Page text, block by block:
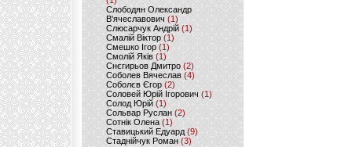
Слободян Олександр
В'ячеславович(1)
Слюсарчук Андрій(1)
Смалій Віктор (1)
Смешко Ігор (1)
Смолій Яків (1)
Снєгирьов Дмитро (2)
Соболев Вячеслав (4)
Соболєв Єгор(2)
Соловей Юрій Ігорович (1)
Солод Юрій (1)
Сольвар Руслан (2)
Сотнік Олена(1)
Ставицький Едуард (9)
Стаднійчук Роман(3)